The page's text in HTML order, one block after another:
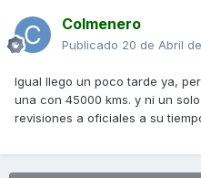
Colmenero
Publicado 20 de Abril
Igual llego un poco tarde ya,
una con 45000 kms. y ni un
revisiones a oficiales a su